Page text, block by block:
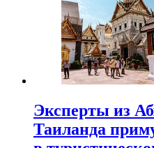
Эксперты из
Таиланда